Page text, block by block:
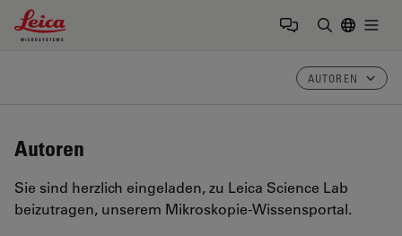
Leica Microsystems Logo
AUTOREN
Autoren
Sie sind herzlich eingeladen, zu Leica Science Lab
beizutragen, unserem Mikroskopie-Wissensportal.